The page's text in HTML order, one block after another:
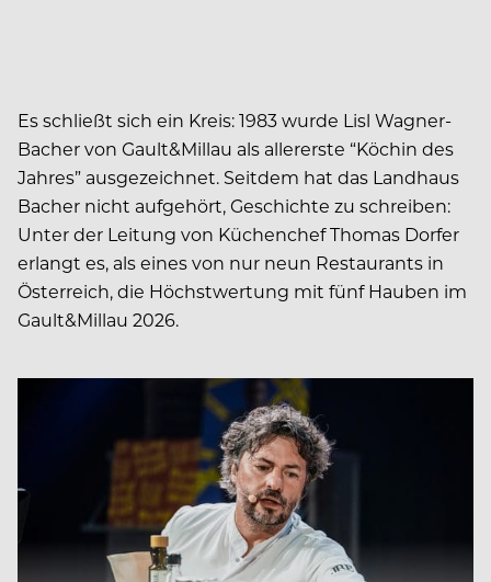
Es schließt sich ein Kreis: 1983 wurde Lisl Wagner-
Bacher von Gault&Millau als allererste “Köchin des
Jahres” ausgezeichnet. Seitdem hat das Landhaus
Bacher nicht aufgehört, Geschichte zu schreiben:
Unter der Leitung von Küchenchef Thomas Dorfer
erlangt es, als eines von nur neun Restaurants in
Österreich, die Höchstwertung mit fünf Hauben im
Gault&Millau 2026.